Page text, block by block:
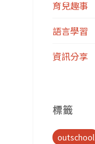
育兒趣事
語言學習
資訊分享
標籤
outschool